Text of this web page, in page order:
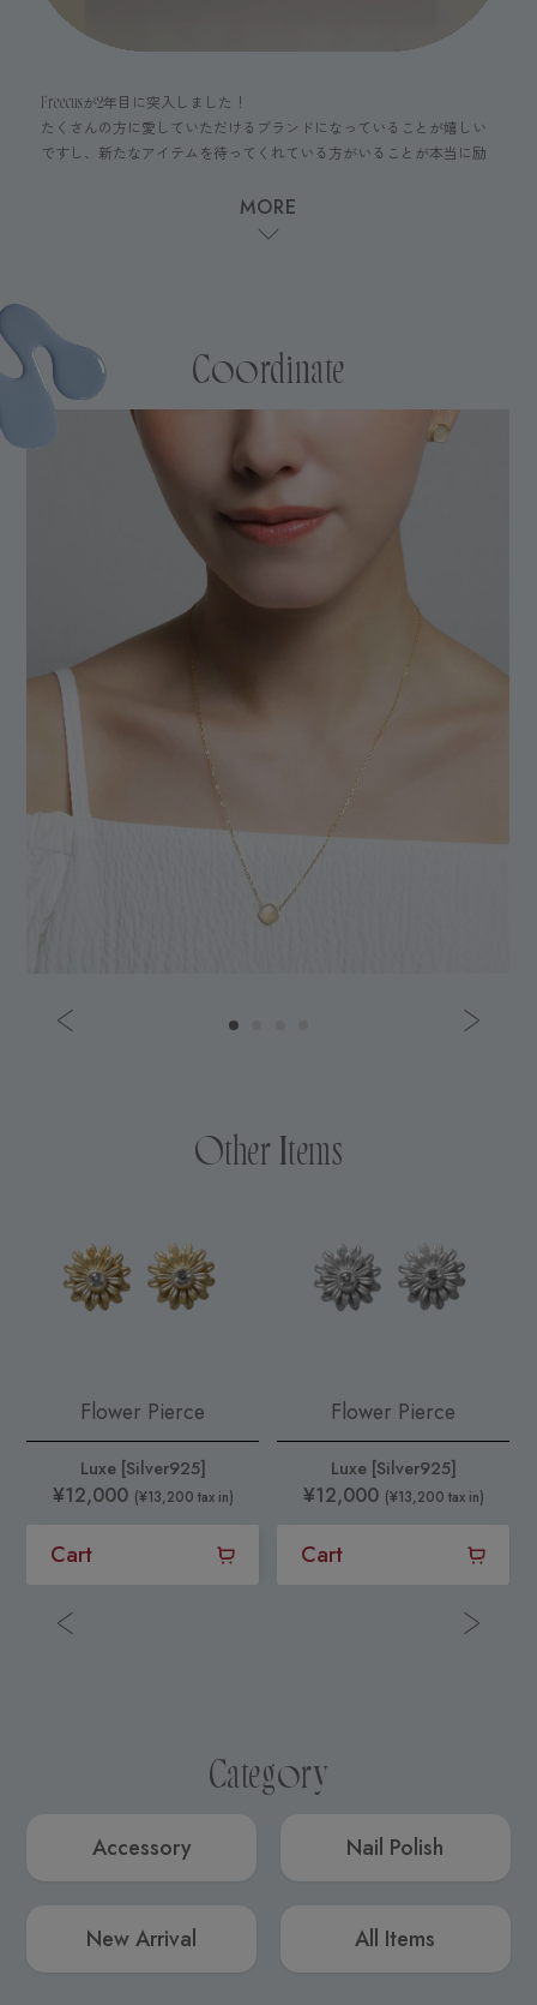
Freecusが2年目に突入しました！
たくさんの方に愛していただけるブランドになっていることが嬉しい
ですし、新たなアイテムを待ってくれている方がいることが本当に励
2年目はもっといろんなチャレンジをしていこうということで今回ライ
りにも特徴を持たせています。
また、Freecusを楽しんでくださっている皆さんからの声を反映したい
という想いから、いただいたご意見のネイルカラーをラインナップに
いれてみました！
ネイルもアクセサリーも今までと異なるような煌めきを感じられるよ
ぜひ、チェックしてもらえたら嬉しいです！
About Accessories
MORE
stat_minus_1
Coordinate
Other Items
Flower Pierce
Luxe [Silver925]
¥12,000 (¥13,200 tax in)
Cart
Flower Pierce
Luxe [Silver925]
¥12,000 (¥13,200 tax in)
Cart
Category
Accessory Nail Polish
New Arrival All Items